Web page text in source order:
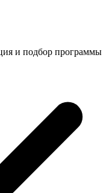
и подбор программы